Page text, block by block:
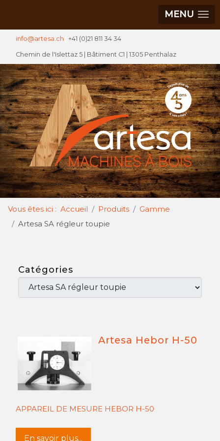
MENU
info@artesa.ch +41 (0)21 811 34 34
Chemin de l'Islettaz 5 | Bâtiment C1 | 1305 Penthalaz
Vous êtes ici : Accueil Produits
Gamme
Artesa SA régleur toupie
Catégories
Artesa Hebor H-50
APPAREIL DE MESURE HEBOR H-50
En savoir plus...